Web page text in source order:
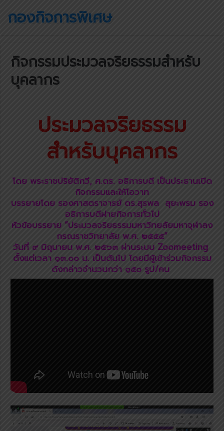
กองกิจการพิเศษ
กิจกรรมประมวลจริยธรรมสำหรับ
บุคลากร
ประมวลจริยธรรม
สำหรับบุคลากร
โดย พระราชปริยัติกวี, ศ.ดร. อธิการบดี เป็นประธานเปิด
กิจกรรมและให้โอวาท
บรรยายโดย รองศาสตราจารย์ ดร.สุรพล สุยะพรม รอง
อธิการบดีฝายกิจการทั่วไป
ห้วข้อบรรยาย “ประมวลจริยธรรมมหาวิทยลัยมหาจุฬาลง
กรณราชวิทยาลัย พ.ศ. ๒๕๕๕”
วันที่ ๙ มิถุนายน พ.ศ. ๒๕๖๓ ผ่านระบบ Zoomeeting
ตั้งแต่เวลา ๑๓.๐๐ น. เป็นต้นไป โดยมีผู้เข้าร่วมกิจกรรม
ดังกล่าวจำนวนกว่า ๑๕๐ รูป/คน